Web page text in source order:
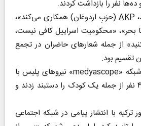
نفر را بازداشت کردند.
«اسراییل جنایت می‌کند، AKP (حزبِ اردوغان) همکاری می‌کند»،
بحر»، «محکومیت اسراییل کافی نیست،
از جمله شعار‌های حاضران در تجمع
تقسیم بود.
بنا بر گزارش وب‌سایت شبکه «medyascope» نیرو‌های پلیس با
هجوم به این تجمع، ۴۳ نفر از جمله یک کودک را دستبند زدند و
ترکیه با انتشار پیامی در شبکه اجتماعی